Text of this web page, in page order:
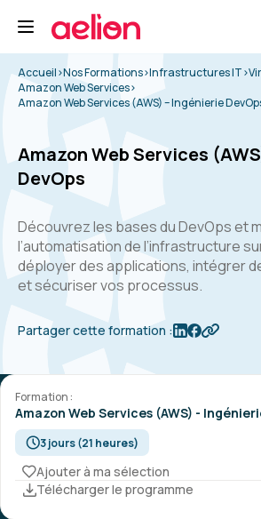
Accueil>Nos Formations>Infrastructures IT>
Amazon Web Services>
Amazon Web Services (AWS) – Ingénierie
Amazon Web Services
DevOps
Découvrez les bases du DevOps et
l’automatisation de l’infrastructure
déployer des applications, intégrer
et sécuriser vos processus.
Partager cette formation :
Formation :
Amazon Web Services (AWS) -
3 jours (21 heures)
Ajouter à ma sélection
Télécharger le programme